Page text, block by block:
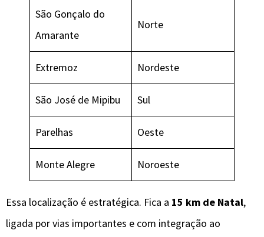
São Gonçalo do
Amarante
Norte
Extremoz Nordeste
São José de Mipibu Sul
Parelhas Oeste
Monte Alegre Noroeste
Essa localização é estratégica. Fica a 15 km de Natal,
ligada por vias importantes e com integração ao